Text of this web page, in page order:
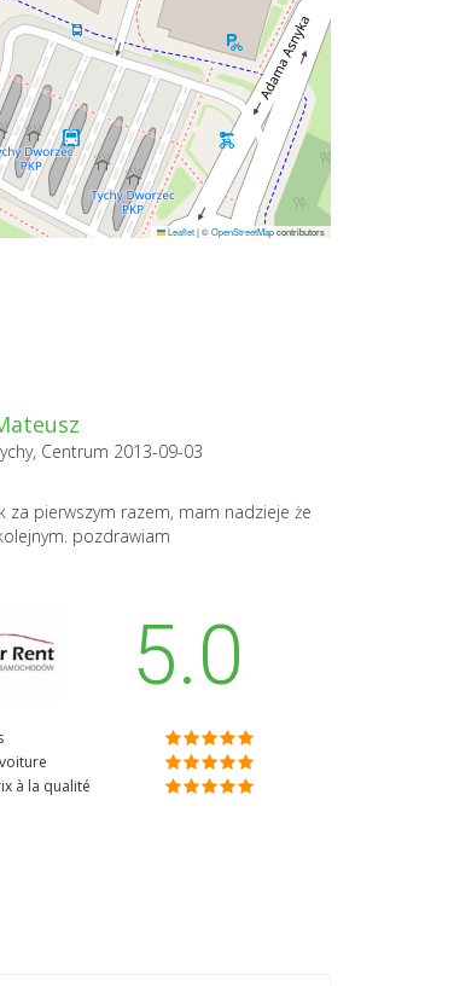
Leaflet|©OpenStreetMapcontributors
Centrum 2013-09-03
za pierwszym razem, mam nadzieje że
pozdrawiam
5.0
à la qualité